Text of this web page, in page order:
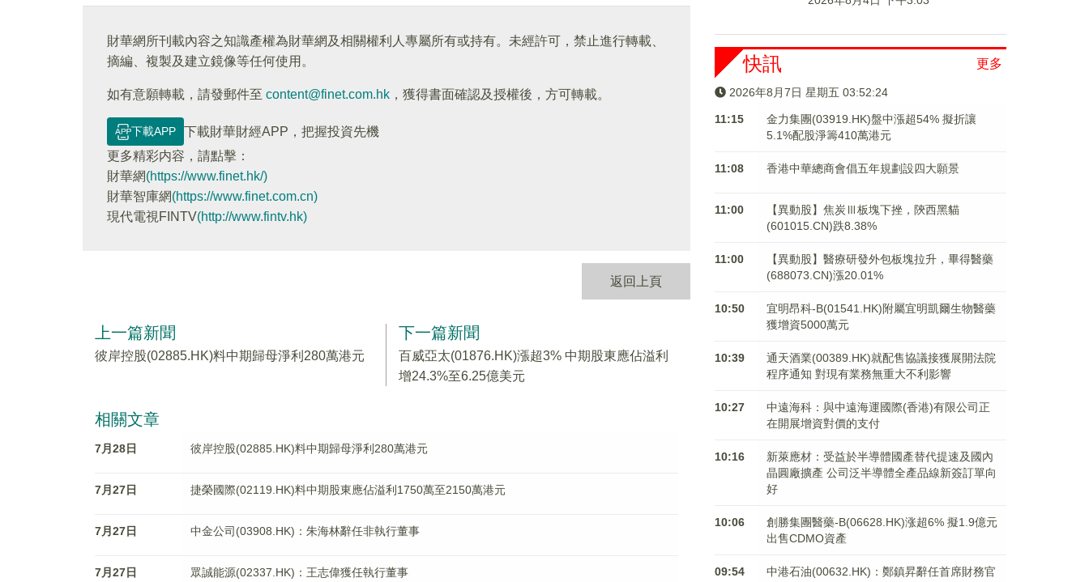
財華網所刊載內容之知識產權為財華網及相關權利人專屬所有或持有。未經許可，禁止進行轉載、
摘編、複製及建立鏡像等任何使用。
如有意願轉載，請發郵件至 content@finet.com.hk ，獲得書面確認及授權後，方可轉載。
下載APP
下載財華財經APP，把握投資先機
更多精彩内容，請點擊：
財華網(https://www.finet.hk/)
財華智庫網(https://www.finet.com.cn)
現代電視FINTV(http://www.fintv.hk)
返回上頁
上一篇新聞
彼岸控股(02885.HK)料中期歸母淨利280萬港元
下一篇新聞
百威亞太(01876.HK)漲超3% 中期股東應佔溢利
增24.3%至6.25億美元
相關文章
7月28日 彼岸控股(02885.HK)料中期歸母淨利280萬港元
7月27日 捷榮國際(02119.HK)料中期股東應佔溢利1750萬至2150萬港元
7月27日 中金公司(03908.HK)：朱海林辭任非執行董事
7月27日 眾誠能源(02337.HK)：王志偉獲任執行董事
更多
快訊
2026年8月7日 星期五 03:52:24
11:15
金力集團(03919.HK)盤中漲超54% 擬折讓
5.1%配股淨籌410萬港元
11:08 香港中華總商會倡五年規劃設四大願景
11:00
【異動股】焦炭Ⅲ板塊下挫，陝西黑貓
(601015.CN)跌8.38%
11:00
【異動股】醫療研發外包板塊拉升，畢得醫藥
(688073.CN)漲20.01%
10:50
宜明昂科-B(01541.HK)附屬宜明凱爾生物醫藥
獲增資5000萬元
10:39
通天酒業(00389.HK)就配售協議接獲展開法院
程序通知 對現有業務無重大不利影響
10:27
中遠海科：與中遠海運國際(香港)有限公司正
在開展增資對價的支付
10:16
新萊應材：受益於半導體國產替代提速及國內
晶圓廠擴產 公司泛半導體全產品線新簽訂單向
好
10:06
創勝集團醫藥-B(06628.HK)涨超6% 擬1.9億元
出售CDMO資產
09:54 中港石油(00632.HK)：鄭鎮昇辭任首席財務官